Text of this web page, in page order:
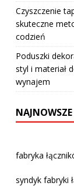
Czyszczenie
skuteczne
codzień
Poduszki
styl i materiał
wynajem
fabryka
syndyk fabryki